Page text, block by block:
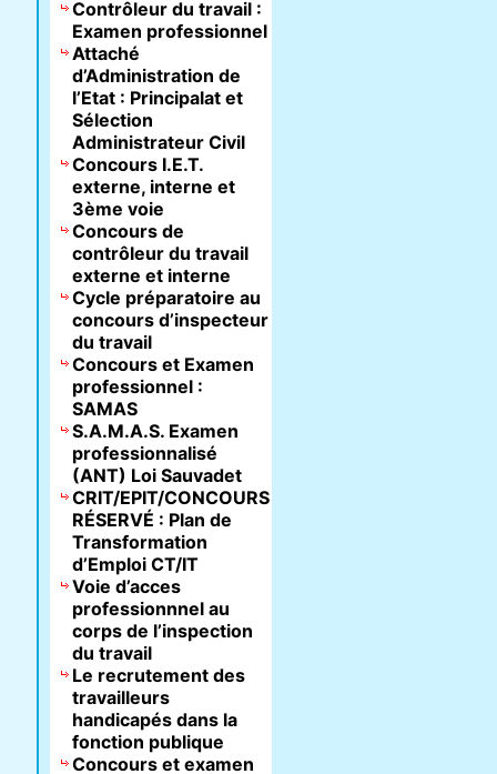
Contrôleur du travail :
Examen professionnel
Attaché
d’Administration de
l’Etat : Principalat et
Sélection
Administrateur Civil
Concours I.E.T.
externe, interne et
3ème voie
Concours de
contrôleur du travail
externe et interne
Cycle préparatoire au
concours d’inspecteur
du travail
Concours et Examen
professionnel :
SAMAS
S.A.M.A.S. Examen
professionnalisé
(ANT) Loi Sauvadet
CRIT/EPIT/CONCOURS
RÉSERVÉ : Plan de
Transformation
d’Emploi CT/IT
Voie d’acces
professionnnel au
corps de l’inspection
du travail
Le recrutement des
travailleurs
handicapés dans la
fonction publique
Concours et examen